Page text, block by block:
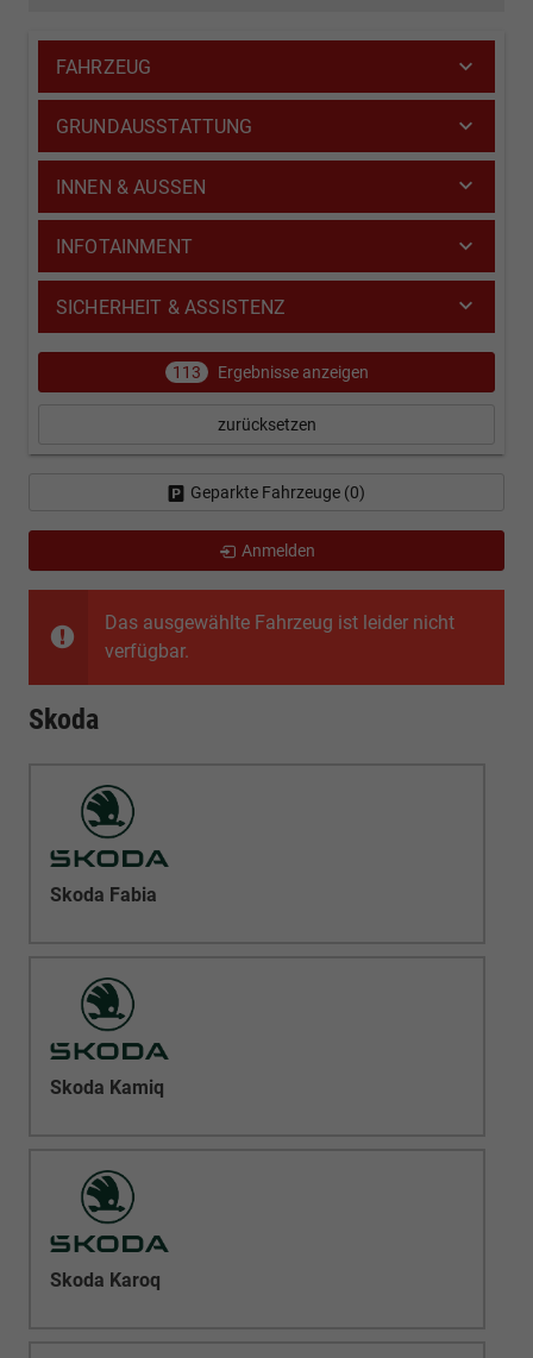
Das ausgewählte Fahrzeug ist leider nicht
verfügbar.
Skoda
Skoda Fabia
Skoda Kamiq
Skoda Karoq
FAHRZEUG
GRUNDAUSSTATTUNG
INNEN & AUSSEN
INFOTAINMENT
SICHERHEIT & ASSISTENZ
113 Ergebnisse anzeigen
zurücksetzen
Geparkte Fahrzeuge (0)
Anmelden